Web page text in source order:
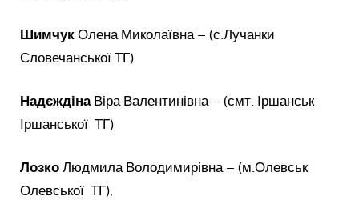
ШимчукОлена Миколаївна – (с.Лучанки
Словечанської ТГ)
НадєждінаВіра Валентинівна – (смт. Іршанськ
Іршанської ТГ)
ЛозкоЛюдмила Володимирівна – (м.Олевськ
Олевської ТГ),